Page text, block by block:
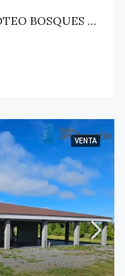
PARCELA SECTOR UNIHUE, LOTEO BOSQUES DEL VALLE – MAULE
VENTA